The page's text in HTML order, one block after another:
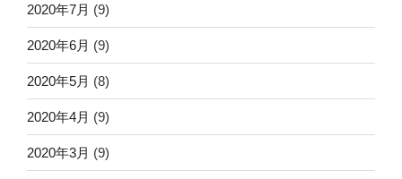
2020年7月 (9)
2020年6月 (9)
2020年5月 (8)
2020年4月 (9)
2020年3月 (9)